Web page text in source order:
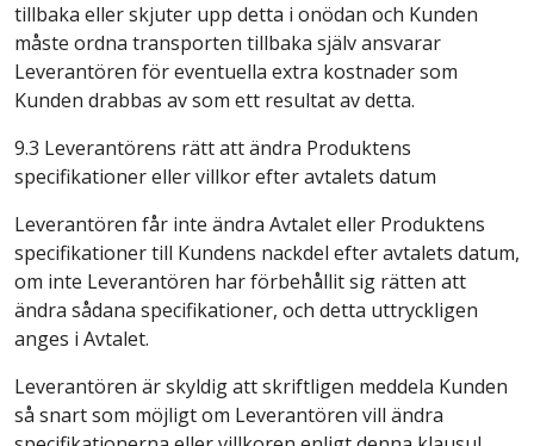
tillbaka eller skjuter upp detta i onödan och Kunden
måste ordna transporten tillbaka själv ansvarar
Leverantören för eventuella extra kostnader som
Kunden drabbas av som ett resultat av detta.
9.3 Leverantörens rätt att ändra Produktens
specifikationer eller villkor efter avtalets datum
Leverantören får inte ändra Avtalet eller Produktens
specifikationer till Kundens nackdel efter avtalets datum,
om inte Leverantören har förbehållit sig rätten att
ändra sådana specifikationer, och detta uttryckligen
anges i Avtalet.
Leverantören är skyldig att skriftligen meddela Kunden
så snart som möjligt om Leverantören vill ändra